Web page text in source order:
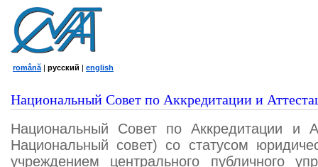
română | русский | english
Национальный Совет по Аккредитации и
Национальный Совет по Аккредитации и
Национальный совет) со статусом
учреждением центрального публичного